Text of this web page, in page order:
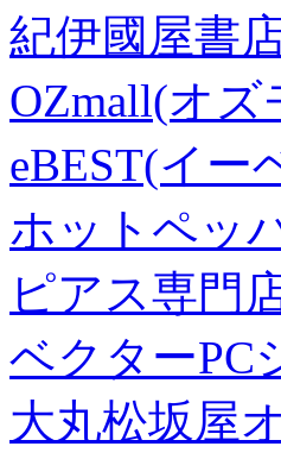
紀伊國屋書
OZmall(オズ
eBEST(イー
ホットペッ
ピアス専門
ベクターPC
大丸松坂屋